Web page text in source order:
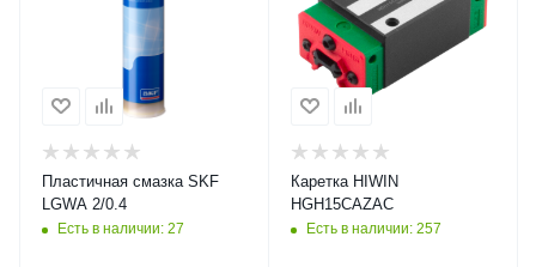
Пластичная смазка SKF
LGWA 2/0.4
Есть в наличии: 27
Каретка HIWIN
HGH15CAZAC
Есть в наличии: 257